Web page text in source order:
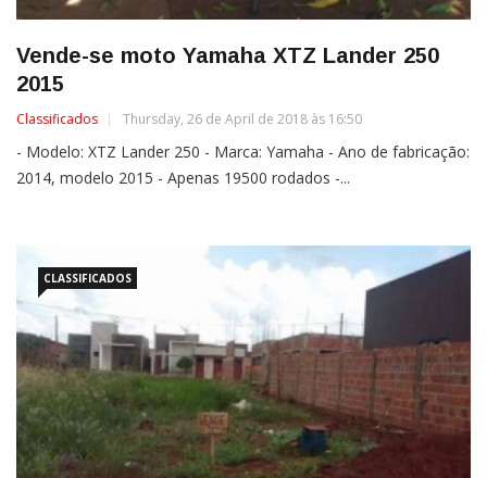
Vende-se moto Yamaha XTZ Lander 250
2015
Classificados Thursday, 26 de April de 2018 às 16:50
- Modelo: XTZ Lander 250 - Marca: Yamaha - Ano de fabricação:
2014, modelo 2015 - Apenas 19500 rodados -...
CLASSIFICADOS